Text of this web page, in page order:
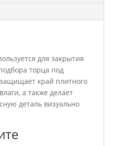
для закрытия
торца под
край плитного
а также делает
деталь визуально